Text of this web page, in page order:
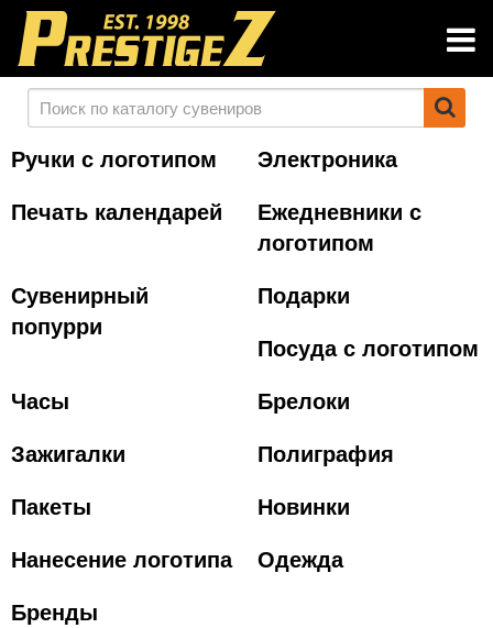
Ручки с логотипом
Электроника
Печать календарей
Ежедневники с
логотипом
Сувенирный
попурри
Подарки
Посуда с логотипом
Часы
Брелоки
Зажигалки
Полиграфия
Пакеты
Новинки
Нанесение логотипа
Одежда
Бренды